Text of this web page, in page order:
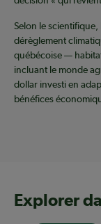
Selon le scientifique,
dérèglement
québécoise —
incluant le monde
dollar investi en
bénéfices
Explorer